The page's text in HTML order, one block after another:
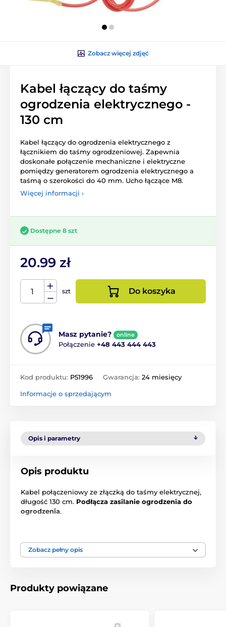
Zobacz więcej zdjęć
Kabel łączący do taśmy
ogrodzenia elektrycznego -
130 cm
Kabel łączący do ogrodzenia elektrycznego z
łącznikiem do taśmy ogrodzeniowej. Zapewnia
doskonałe połączenie mechaniczne i elektryczne
pomiędzy generatorem ogrodzenia elektrycznego a
taśmą o szerokości do 40 mm. Ucho łączące M8.
Więcej informacji ›
Dostępne 8 szt
20.99 zł
szt Do koszyka
Masz pytanie? online
Połączenie +48 443 444 443
Kod produktu: P51996 Gwarancja: 24 miesięcy
Informacje o sprzedającym
Opis i parametry
Opis produktu
Kabel połączeniowy ze złączką do taśmy elektrycznej,
długość 130 cm. Podłącza zasilanie ogrodzenia do
ogrodzenia.
Nakrętki skrzydełkowe wykonane z wysokiej jakości
tworzywa sztucznego
Ucho przyłączeniowe M8 z Ø 8,5 mm
Zobacz pełny opis
Produkty powiązane